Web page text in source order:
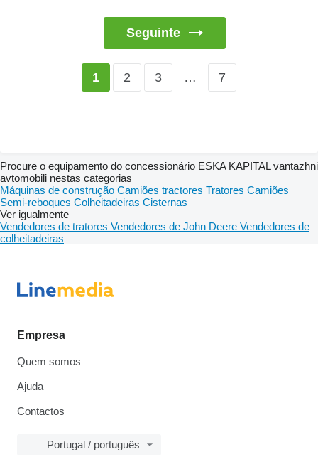
Seguinte
1 2 3 … 7
Procure o equipamento do concessionário ESKA KAPITAL vantazhni
avtomobili nestas categorias
Máquinas de construção Camiões tractores Tratores Camiões
Semi-reboques Colheitadeiras Cisternas
Ver igualmente
Vendedores de tratores Vendedores de John Deere Vendedores de
colheitadeiras
Empresa
Quem somos
Ajuda
Contactos
Portugal / português